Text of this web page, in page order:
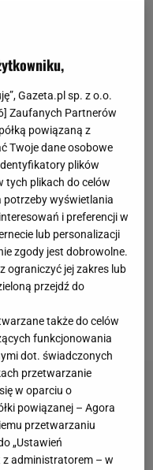
wtorek do II rundy
gry pozostawiał
wygrali 1:0 z
w końcówce
zna swojego
o 17 swój
Armenia i Omonia
Gazeta.pl sp. z o.o.
] Zaufanych Partnerów
powiązaną z
Twoje dane osobowe
plików
tych plikach do celów
potrzeby wyświetlania
i preferencji w
lub personalizacji
zgody jest dobrowolne.
ograniczyć jej zakres lub
przejdź do
także do celów
funkcjonowania
dot. świadczonych
przetwarzanie
w oparciu o
powiązanej – Agora
przetwarzaniu
„Ustawień
z administratorem – w